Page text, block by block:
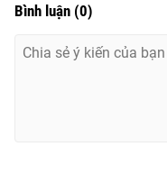
Ðiện thoại Thời báo VTV:
Email: toasoan@vtv.vn
Bình luận (0)